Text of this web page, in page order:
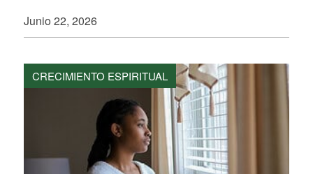
Junio 22, 2026
CRECIMIENTO ESPIRITUAL